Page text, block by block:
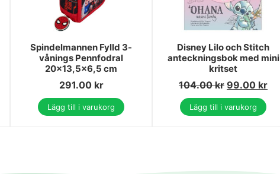
Spindelmannen Fylld 3-
vånings Pennfodral
20x13,5x6,5 cm
291.00 kr
Lägg till i varukorg
Disney Lilo och Stitch
anteckningsbok med mini
kritset
104.00kr 99.00 kr
Lägg till i varukorg